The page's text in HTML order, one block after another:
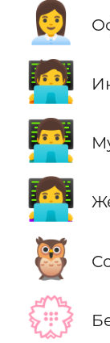
👩‍💼
🧑‍💻
👨‍💻
👩‍💻
🦉
💮